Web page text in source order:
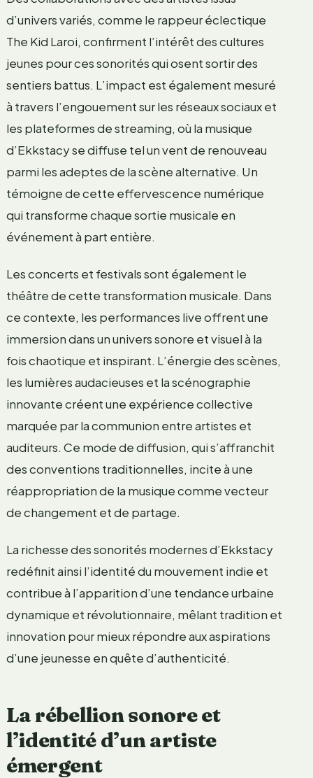
d’univers variés, comme le rappeur éclectique
The Kid Laroi, confirment l’intérêt des cultures
jeunes pour ces sonorités qui osent sortir des
sentiers battus. L’impact est également mesuré
à travers l’engouement sur les réseaux sociaux et
les plateformes de streaming, où la musique
d’Ekkstacy se diffuse tel un vent de renouveau
parmi les adeptes de la scène alternative. Un
témoigne de cette effervescence numérique
qui transforme chaque sortie musicale en
événement à part entière.
Les concerts et festivals sont également le
théâtre de cette transformation musicale. Dans
ce contexte, les performances live offrent une
immersion dans un univers sonore et visuel à la
fois chaotique et inspirant. L’énergie des scènes,
les lumières audacieuses et la scénographie
innovante créent une expérience collective
marquée par la communion entre artistes et
auditeurs. Ce mode de diffusion, qui s’affranchit
des conventions traditionnelles, incite à une
réappropriation de la musique comme vecteur
de changement et de partage.
La richesse des sonorités modernes d’Ekkstacy
redéfinit ainsi l’identité du mouvement indie et
contribue à l’apparition d’une tendance urbaine
dynamique et révolutionnaire, mêlant tradition et
innovation pour mieux répondre aux aspirations
d’une jeunesse en quête d’authenticité.
La rébellion sonore et
l’identité d’un artiste
émergent